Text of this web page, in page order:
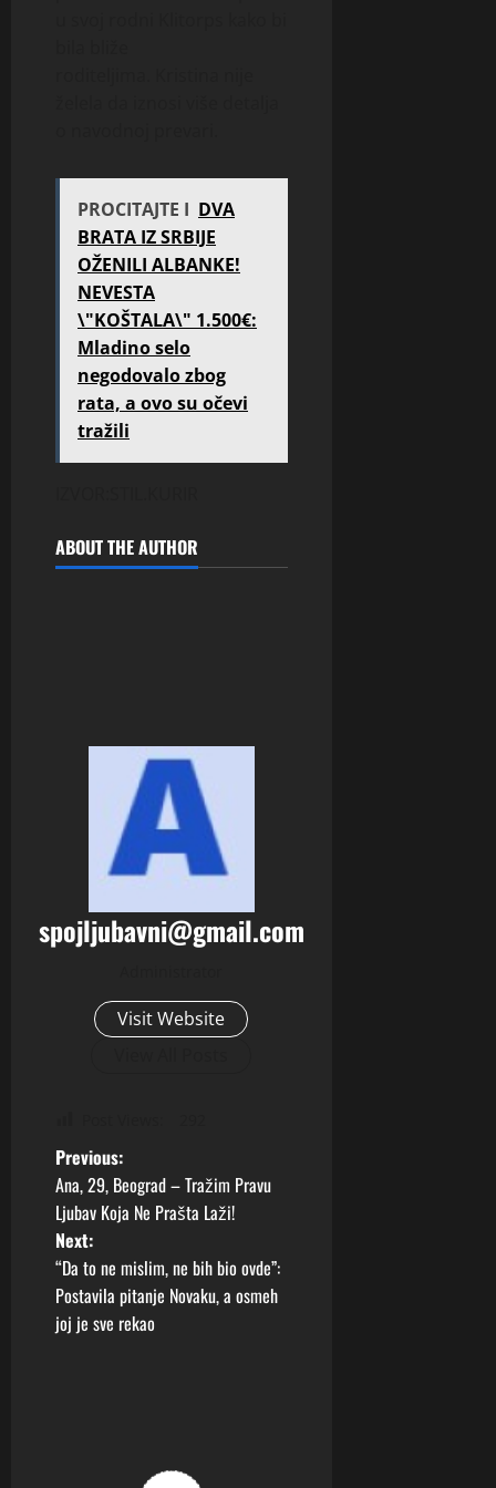
PROCITAJTE I DVA
BRATA IZ SRBIJE
OŽENILI ALBANKE!
NEVESTA
\"KOŠTALA\" 1.500€:
Mladino selo
negodovalo zbog
rata, a ovo su očevi
tražili
ABOUT THE AUTHOR
spojljubavni@gmail.com
Visit Website
P
o
s
t
n
Previous:
Ana, 29, Beograd – Tražim Pravu
Ljubav Koja Ne Prašta Laži!
Next:
“Da to ne mislim, ne bih bio ovde”:
Postavila pitanje Novaku, a osmeh
joj je sve rekao